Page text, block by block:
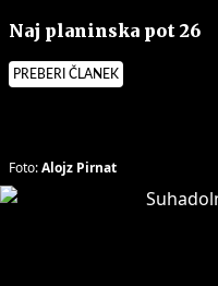
Naj planinska pot 26
PREBERI ČLANEK
Foto:Alojz Pirnat